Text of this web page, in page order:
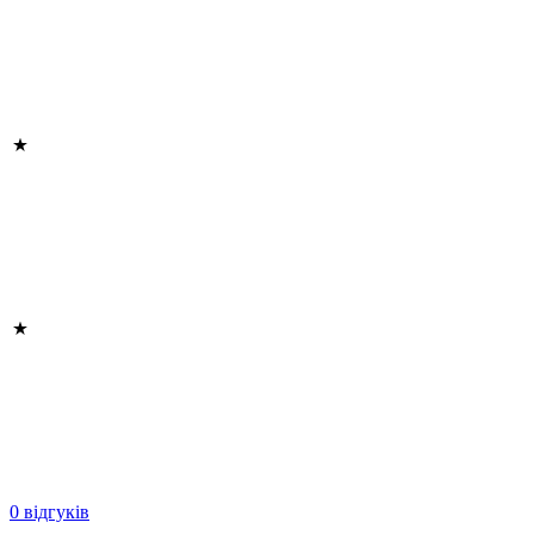
0 відгуків